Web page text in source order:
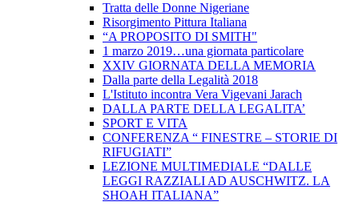
Tratta delle Donne Nigeriane
Risorgimento Pittura Italiana
“A PROPOSITO DI SMITH"
1 marzo 2019…una giornata particolare
XXIV GIORNATA DELLA MEMORIA
Dalla parte della Legalità 2018
L'Istituto incontra Vera Vigevani Jarach
DALLA PARTE DELLA LEGALITA’
SPORT E VITA
CONFERENZA “ FINESTRE – STORIE DI
RIFUGIATI”
LEZIONE MULTIMEDIALE “DALLE
LEGGI RAZZIALI AD AUSCHWITZ. LA
SHOAH ITALIANA”